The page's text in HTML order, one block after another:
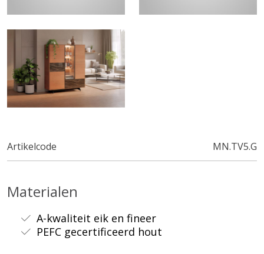
Artikelcode MN.TV5.G
Materialen
A-kwaliteit eik en fineer
PEFC gecertificeerd hout